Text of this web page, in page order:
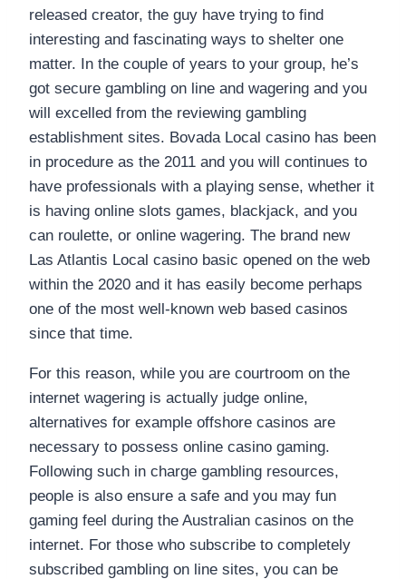
released creator, the guy have trying to find
interesting and fascinating ways to shelter one
matter. In the couple of years to your group, he’s
got secure gambling on line and wagering and you
will excelled from the reviewing gambling
establishment sites. Bovada Local casino has been
in procedure as the 2011 and you will continues to
have professionals with a playing sense, whether it
is having online slots games, blackjack, and you
can roulette, or online wagering. The brand new
Las Atlantis Local casino basic opened on the web
within the 2020 and it has easily become perhaps
one of the most well-known web based casinos
since that time.
For this reason, while you are courtroom on the
internet wagering is actually judge online,
alternatives for example offshore casinos are
necessary to possess online casino gaming.
Following such in charge gambling resources,
people is also ensure a safe and you may fun
gaming feel during the Australian casinos on the
internet. For those who subscribe to completely
subscribed gambling on line sites, you can be